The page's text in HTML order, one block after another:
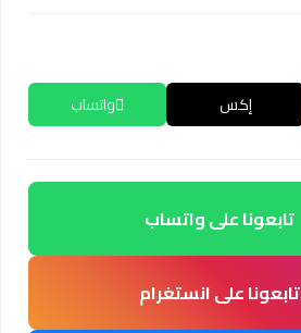
إكس واتساب
تابعونا على واتساب
تابعونا على انستغرام